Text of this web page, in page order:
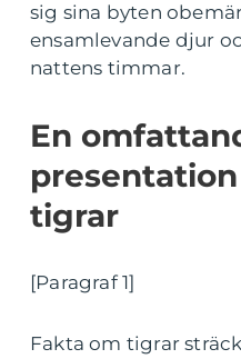
sig sina byten
ensamlevande djur
nattens timmar.
En
tigrar
[Paragraf 1]
Fakta om tigrar